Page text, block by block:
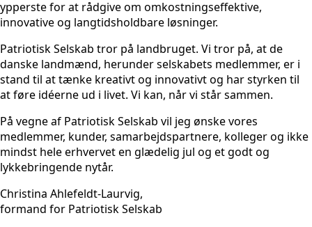
ypperste for at rådgive om omkostningseffektive,
innovative og langtidsholdbare løsninger.
Patriotisk Selskab tror på landbruget. Vi tror på, at de
danske landmænd, herunder selskabets medlemmer, er i
stand til at tænke kreativt og innovativt og har styrken til
at føre idéerne ud i livet. Vi kan, når vi står sammen.
På vegne af Patriotisk Selskab vil jeg ønske vores
medlemmer, kunder, samarbejdspartnere, kolleger og ikke
mindst hele erhvervet en glædelig jul og et godt og
lykkebringende nytår.
Christina Ahlefeldt-Laurvig,
formand for Patriotisk Selskab